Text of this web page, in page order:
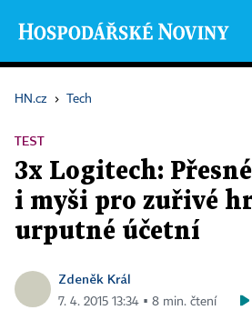
HN.cz › Tech
TEST
3x Logitech:
i myši pro zuřivé
urputné účetní
Zdeněk Král
7. 4. 2015 13:34 ▪ 8 min. čtení